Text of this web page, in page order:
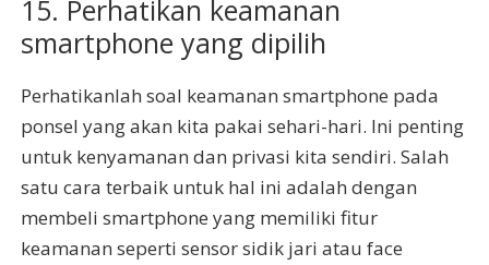
15. Perhatikan keamanan
smartphone yang dipilih
Perhatikanlah soal keamanan smartphone pada
ponsel yang akan kita pakai sehari-hari. Ini penting
untuk kenyamanan dan privasi kita sendiri. Salah
satu cara terbaik untuk hal ini adalah dengan
membeli smartphone yang memiliki fitur
keamanan seperti sensor sidik jari atau face